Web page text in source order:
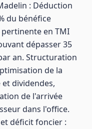
: Déduction
du bénéfice
en TMI
dépasser 35
an. Structuration
de la
dividendes,
de l'arrivée
dans l'office.
déficit foncier :